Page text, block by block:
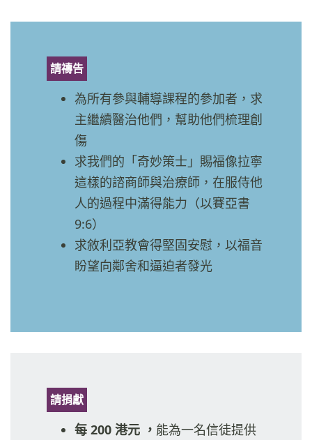
請禱告
為所有參與輔導課程的參加者，求
主繼續醫治他們，幫助他們梳理創
傷
求我們的「奇妙策士」賜福像拉寧
這樣的諮商師與治療師，在服侍他
人的過程中滿得能力（以賽亞書
9:6）
求敘利亞教會得堅固安慰，以福音
盼望向鄰舍和逼迫者發光
請捐獻
每 200 港元 ， 能為一名信徒提供